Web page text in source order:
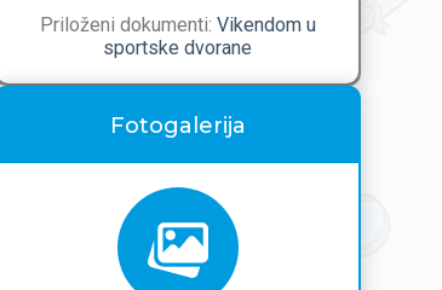
Priloženi dokumenti: Vikendom u
sportske dvorane
Fotogalerija